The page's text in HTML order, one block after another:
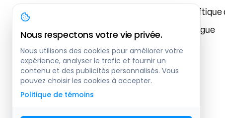
À propos
Blogue
Connexion au tableau de bord
Nous respectons votre vie privée.
Nous utilisons des cookies pour améliorer votre
expérience, analyser le trafic et fournir un
contenu et des publicités personnalisés. Vous
pouvez choisir les cookies à accepter.
Politique de témoins